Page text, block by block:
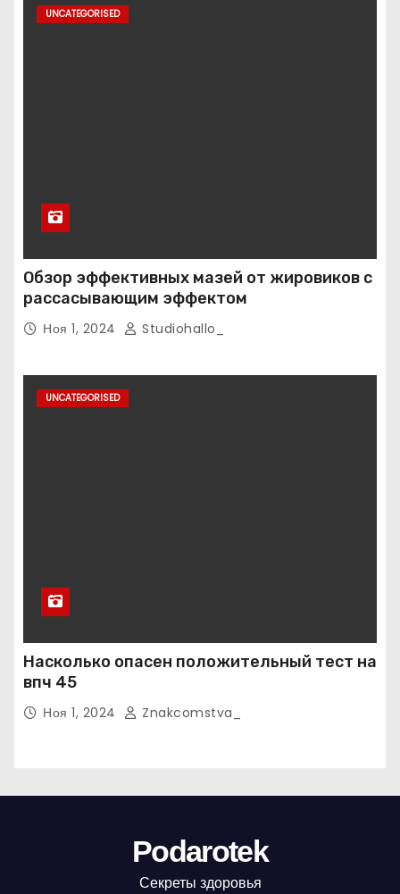
UNCATEGORISED
Обзор эффективных мазей от жировиков с
рассасывающим эффектом
Ноя 1, 2024 Studiohallo_
UNCATEGORISED
Насколько опасен положительный тест на
впч 45
Ноя 1, 2024 Znakcomstva_
Podarotek
Секреты здоровья